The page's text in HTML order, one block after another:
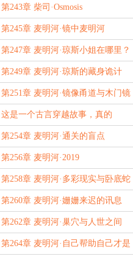
第243章 柴司·Osmosis
第245章 麦明河·镜中麦明河
第247章 麦明河·琼斯小姐在哪里？
第249章 麦明河·琼斯的藏身诡计
第251章 麦明河·镜像甬道与木门镜
子
这是一个古言穿越故事，真的
第254章 麦明河·通关的盲点
第256章 麦明河·2019
第258章 麦明河·多彩现实与卧底蛇
第260章 麦明河·姗姗来迟的讯息
第262章 麦明河·巢穴与人世之间
第264章 麦明河·自己帮助自己才是